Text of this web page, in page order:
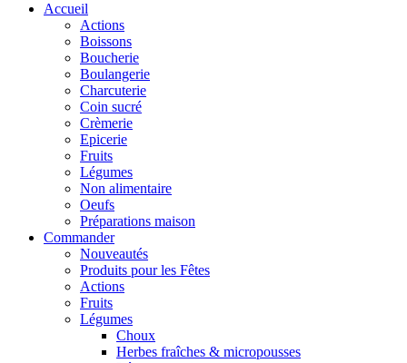
Accueil
Actions
Boissons
Boucherie
Boulangerie
Charcuterie
Coin sucré
Crèmerie
Epicerie
Fruits
Légumes
Non alimentaire
Oeufs
Préparations maison
Commander
Nouveautés
Produits pour les Fêtes
Actions
Fruits
Légumes
Choux
Herbes fraîches & micropousses